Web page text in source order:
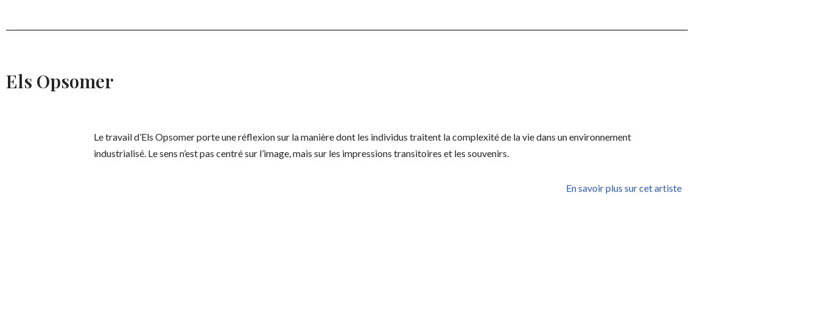
Els Opsomer
Le travail d’Els Opsomer porte une réflexion sur la manière dont les individus traitent la complexité de la vie dans un environnement
industrialisé. Le sens n’est pas centré sur l’image, mais sur les impressions transitoires et les souvenirs.
En savoir plus sur cet artiste